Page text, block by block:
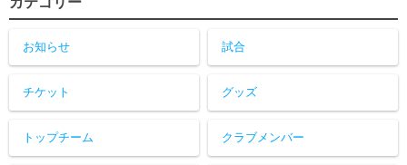
お知らせ 試合
チケット グッズ
トップチーム クラブメンバー